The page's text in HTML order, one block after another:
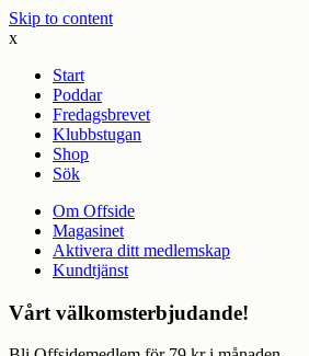
Skip to content
x
Start
Poddar
Fredagsbrevet
Klubbstugan
Shop
Sök
Om Offside
Magasinet
Aktivera ditt medlemskap
Kundtjänst
Vårt välkomsterbjudande!